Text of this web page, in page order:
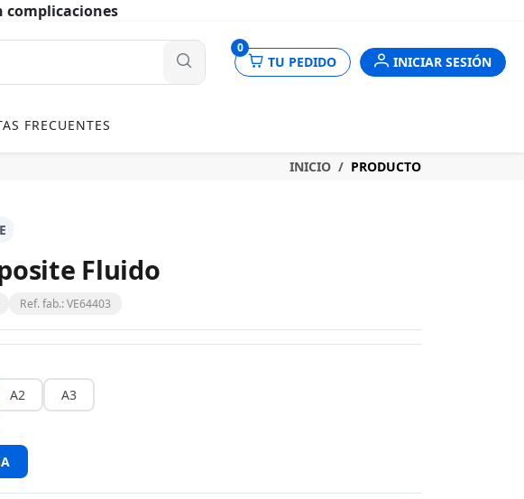
complicaciones
0
TU PEDIDO INICIAR SESIÓN
FRECUENTES
INICIO PRODUCTO
Fluido
Ref. fab.: VE64403
A2 A3